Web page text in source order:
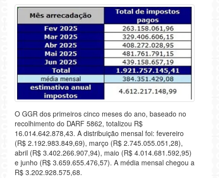
O GGR dos primeiros cinco meses do ano, baseado no
recolhimento do DARF 5862, totalizou R$
16.014.642.878,43. A distribuição mensal foi: fevereiro
(R$ 2.192.983.849,69), março (R$ 2.745.055.051,28),
abril (R$ 3.402.266.907,94), maio (R$ 4.014.681.592,95)
e junho (R$ 3.659.655.476,57). A média mensal chegou a
R$ 3.202.928.575,68.